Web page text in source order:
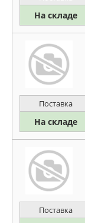
На складе
Поставка
На складе
Поставка